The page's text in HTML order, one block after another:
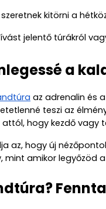
szeretnek kitörni a
jelentő túrákról
a
az adrenalin és
teszi az
attól, hogy kezdő vagy
az, hogy új
mint amikor legyőzöd